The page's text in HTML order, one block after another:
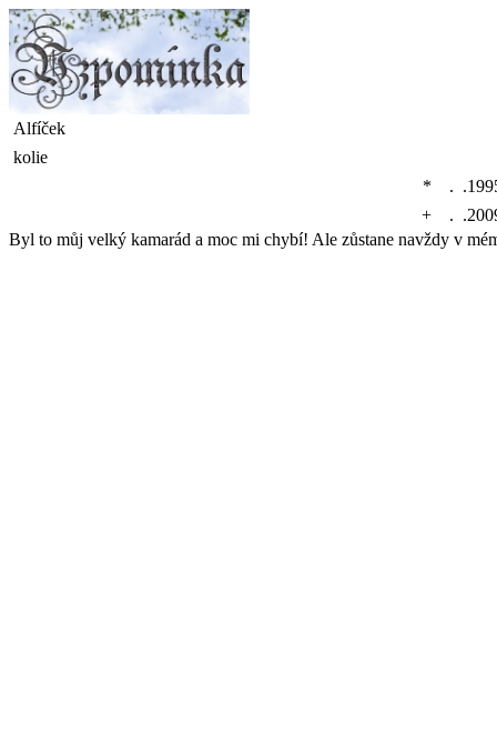
Alfíček
kolie
*
.
+
.
Byl to můj velký kamarád a moc mi chybí! Ale zůstane navždy v